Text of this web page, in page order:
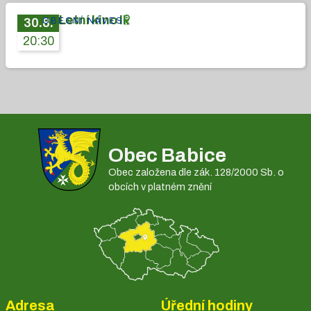
30.8.
20:30
Letní kino II.
OBECNÍ NÁVES
Obec Babice
Obec založena dle zák. 128/2000 Sb. o
obcích v platném znění
Adresa Úřední hodiny